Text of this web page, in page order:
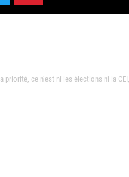
priorité, ce n’est ni les élections ni la